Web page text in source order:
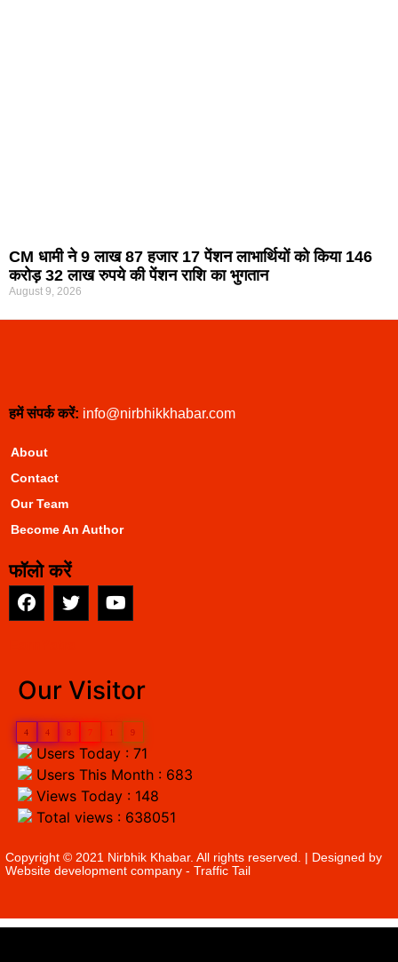
CM धामी ने 9 लाख 87 हजार 17 पेंशन लाभार्थियों को किया 146
करोड़ 32 लाख रुपये की पेंशन राशि का भुगतान
August 9, 2026
हमें संपर्क करें: info@nirbhikkhabar.com
About
Contact
Our Team
Become An Author
फॉलो करें
Our Visitor
4 4 8 7 1 9
Users Today : 71
Users This Month : 683
Views Today : 148
Total views : 638051
Copyright © 2021 Nirbhik Khabar. All rights reserved. | Designed by
Website development company - Traffic Tail